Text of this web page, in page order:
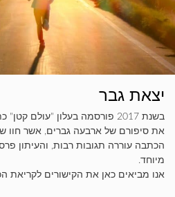
יצאת גבר
בשנת 2017 פורסמה בעלון
את סיפורם של ארבעה גברים, אשר חוו
הכתבה עוררה תגובות רבות, והעיתון
מיוחד.
אנו מביאים כאן את הקישורים